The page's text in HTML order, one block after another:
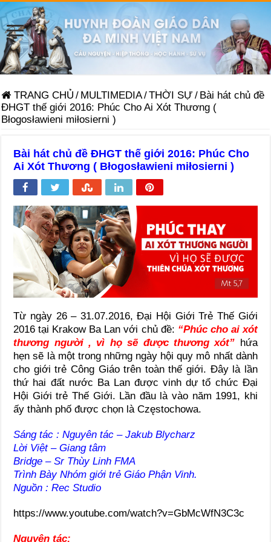
TRANG CHỦ / MULTIMEDIA/THỜI SỰ / Bài hát chủ đề
ĐHGT thế giới 2016: Phúc Cho Ai Xót Thương (
Błogosławieni miłosierni )
Bài hát chủ đề ĐHGT thế giới 2016: Phúc Cho
Ai Xót Thương ( Błogosławieni miłosierni )
Từ ngày 26 – 31.07.2016, Đại Hội Giới Trẻ Thế Giới
2016 tại Krakow Ba Lan với chủ đề: “Phúc cho ai xót
thương người , vì họ sẽ được thương xót” hứa
hẹn sẽ là một trong những ngày hội quy mô nhất dành
cho giới trẻ Công Giáo trên toàn thế giới. Đây là lần
thứ hai đất nước Ba Lan được vinh dự tổ chức Đại
Hội Giới trẻ Thế Giới. Lần đầu là vào năm 1991, khi
ấy thành phố được chọn là Częstochowa.
Sáng tác : Nguyên tác – Jakub Blycharz
Lời Việt – Giang tâm
Bridge – Sr Thùy Linh FMA
Trình Bày Nhóm giới trẻ Giáo Phận Vinh.
Nguồn : Rec Studio
https://www.youtube.com/watch?v=GbMcWfN3C3c
Nguyên tác: